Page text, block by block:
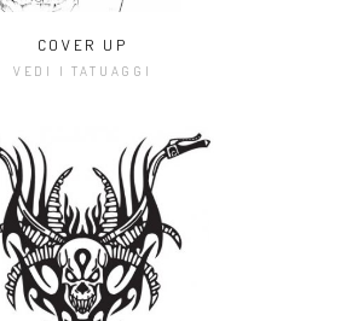
COVER UP
VEDI I TATUAGGI